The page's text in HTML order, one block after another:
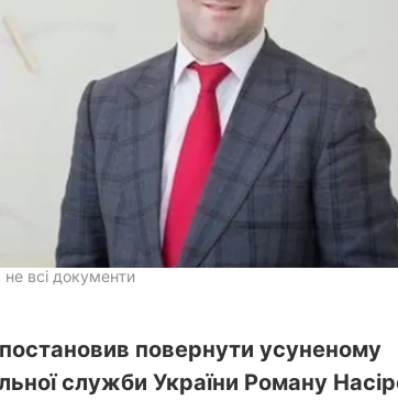
всі документи
повернути усуненому
служби України Роману